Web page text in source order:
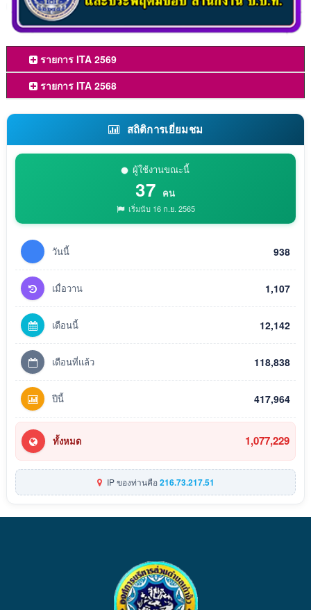
รายการ ITA 2569
รายการ ITA 2568
สถิติการเยี่ยมชม
ผู้ใช้งานขณะนี้
37 คน
เริ่มนับ 16 ก.ย. 2565
วันนี้ 938
เมื่อวาน 1,107
เดือนนี้ 12,142
เดือนที่แล้ว 118,838
ปีนี้ 417,964
ทั้งหมด 1,077,229
IP ของท่านคือ216.73.217.51